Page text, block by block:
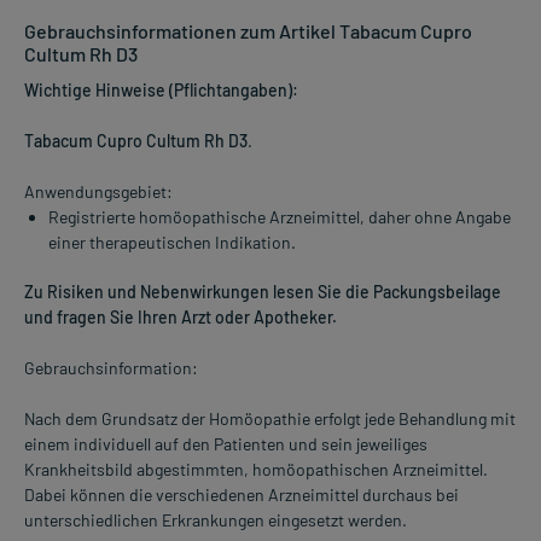
Gebrauchsinformationen zum Artikel Tabacum Cupro
Cultum Rh D3
Wichtige Hinweise (Pflichtangaben):
Tabacum Cupro Cultum Rh D3.
Anwendungsgebiet:
Registrierte homöopathische Arzneimittel, daher ohne Angabe
einer therapeutischen Indikation.
Zu Risiken und Nebenwirkungen lesen Sie die Packungsbeilage
und fragen Sie Ihren Arzt oder Apotheker.
Gebrauchsinformation:
Nach dem Grundsatz der Homöopathie erfolgt jede Behandlung mit
einem individuell auf den Patienten und sein jeweiliges
Krankheitsbild abgestimmten, homöopathischen Arzneimittel.
Dabei können die verschiedenen Arzneimittel durchaus bei
unterschiedlichen Erkrankungen eingesetzt werden.